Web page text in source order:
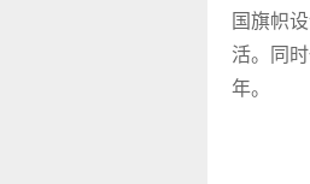
国旗帜
活。同
年。